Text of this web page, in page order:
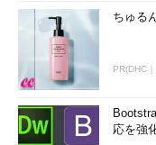
ちゅる
PR(DHC
応を強